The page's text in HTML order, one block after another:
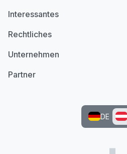
Interessantes
Rechtliches
Unternehmen
Partner
DE